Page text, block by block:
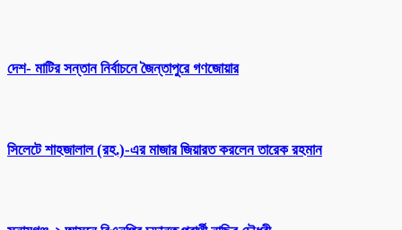
দেশ- মাটির সন্তান নির্বাচনে জৈন্তাপুরে গণজোয়ার
সিলেটে শাহজালাল (রহ.)-এর মাজার জিয়ারত করলেন তারেক রহমান